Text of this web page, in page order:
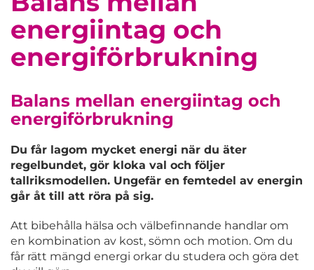
energiintag och
energiförbrukning
Balans mellan energiintag och
energiförbrukning
Du får lagom mycket energi när du äter
regelbundet, gör kloka val och följer
tallriksmodellen. Ungefär en femtedel av energin
går åt till att röra på sig.
Att bibehålla hälsa och välbefinnande handlar om
en kombination av kost, sömn och motion. Om du
får rätt mängd energi orkar du studera och göra det